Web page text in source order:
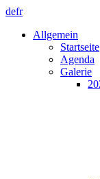
defr
Allgemein
Startseite
Agenda
Galerie